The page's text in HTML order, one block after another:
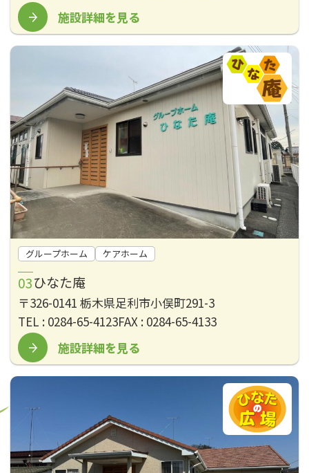
施設詳細を見る
グループホーム ケアホーム
ひなた庵
〒326-0141 栃木県足利市小俣町291-3
TEL : 0284-65-4123FAX : 0284-65-4133
施設詳細を見る